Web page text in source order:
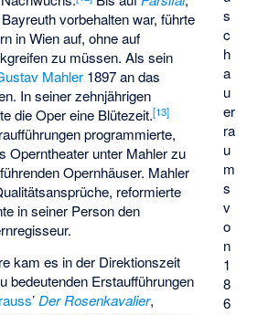
s
c
h
a
u
er
ra
u
m
s
v
o
n
1
8
6
vorbehalten war, führte
in Wien auf, ohne auf
zu müssen. Als sein
Mahler 1897 an das
In seiner zehnjährigen
die Oper eine Blütezeit.[13]
programmierte,
Operntheater unter Mahler zu
Opernhäuser. Mahler
reformierte
in seiner Person den
kam es in der Direktionszeit
bedeutenden Erstaufführungen
’Der Rosenkavalier,